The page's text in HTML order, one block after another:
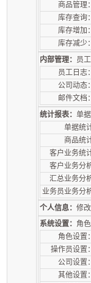
商品管理：
库存查询：
库存增加：
库存减少：
内部管理： 员
员工日志：
公司动态：
邮件文档：
统计报表： 单
单据统
商品统
客户业务统计
客户业务分析
汇总业务分析
业务员业务分析
个人信息： 修
系统设置： 角
角色设置：
操作员设置：
公司设置：
其他设置：